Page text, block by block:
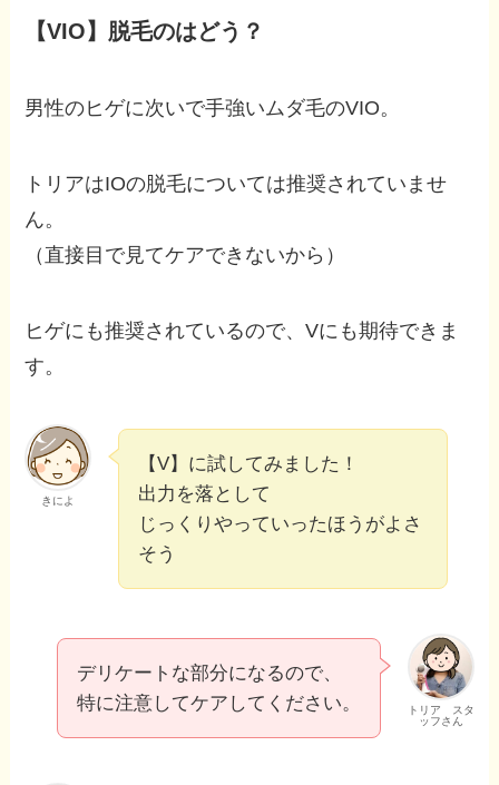
【VIO】脱毛のはどう？
男性のヒゲに次いで手強いムダ毛のVIO。
トリアはIOの脱毛については推奨されていませ
ん。
（直接目で見てケアできないから）
ヒゲにも推奨されているので、Vにも期待できま
す。
きによ
【V】に試してみました！
出力を落として
じっくりやっていったほうがよさ
そう
トリア スタ
ッフさん
デリケートな部分になるので、
特に注意してケアしてください。